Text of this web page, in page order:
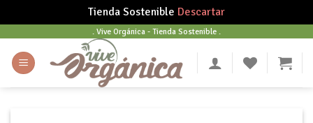
Tienda Sostenible Descartar
content
. Vive Orgánica - Tienda Sostenible .